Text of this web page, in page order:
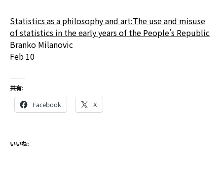
Statistics as a philosophy and art:The use and misuse
of statistics in the early years of the People’s Republic
Branko Milanovic
Feb 10
共有:
Facebook X
いいね: